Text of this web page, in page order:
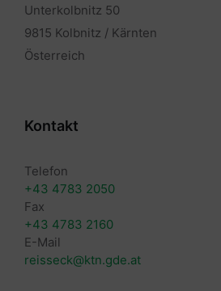
Unterkolbnitz 50
9815 Kolbnitz / Kärnten
Österreich
Kontakt
Telefon
+43 4783 2050
Fax
+43 4783 2160
E-Mail
reisseck@ktn.gde.at